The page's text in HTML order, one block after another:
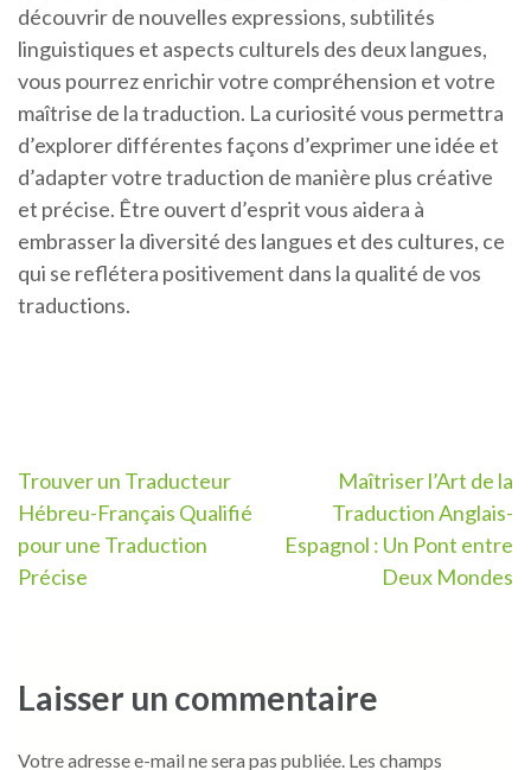
découvrir de nouvelles expressions, subtilités
linguistiques et aspects culturels des deux langues,
vous pourrez enrichir votre compréhension et votre
maîtrise de la traduction. La curiosité vous permettra
d’explorer différentes façons d’exprimer une idée et
d’adapter votre traduction de manière plus créative
et précise. Être ouvert d’esprit vous aidera à
embrasser la diversité des langues et des cultures, ce
qui se reflétera positivement dans la qualité de vos
traductions.
Navigation
de
l’article
Trouver un Traducteur
Hébreu-Français Qualifié
pour une Traduction
Précise
Maîtriser l’Art de la
Traduction Anglais-
Espagnol : Un Pont entre
Deux Mondes
Laisser un commentaire
Votre adresse e-mail ne sera pas publiée. Les champs